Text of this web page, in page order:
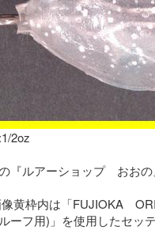
2oz
『ルアーショップ おおの
黄枠内は「FUJIOKA
ーフ用)」を使用したセッテ